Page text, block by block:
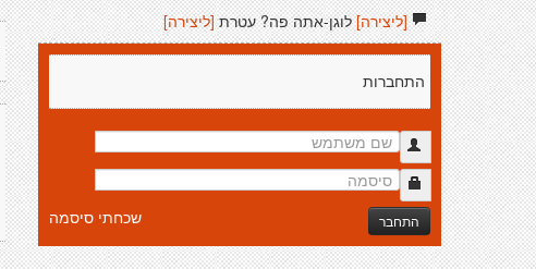
[ליצירה]לוגן-אתה פה? עטרת [ליצירה]
התחברות
התחבר שכחתי סיסמה